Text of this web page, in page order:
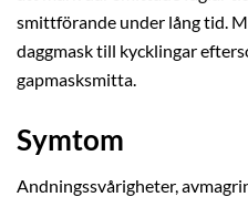
smittförande under lång tid.
daggmask till kycklingar
gapmasksmitta.
Symtom
Andningssvårigheter,